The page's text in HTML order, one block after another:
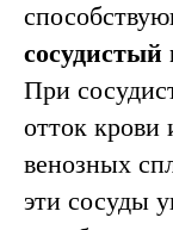
При
отток крови
венозных
эти сосуды
Запись